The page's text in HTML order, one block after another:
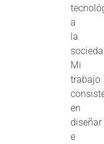
a
la
Mi
trabajo
en
diseñar
e